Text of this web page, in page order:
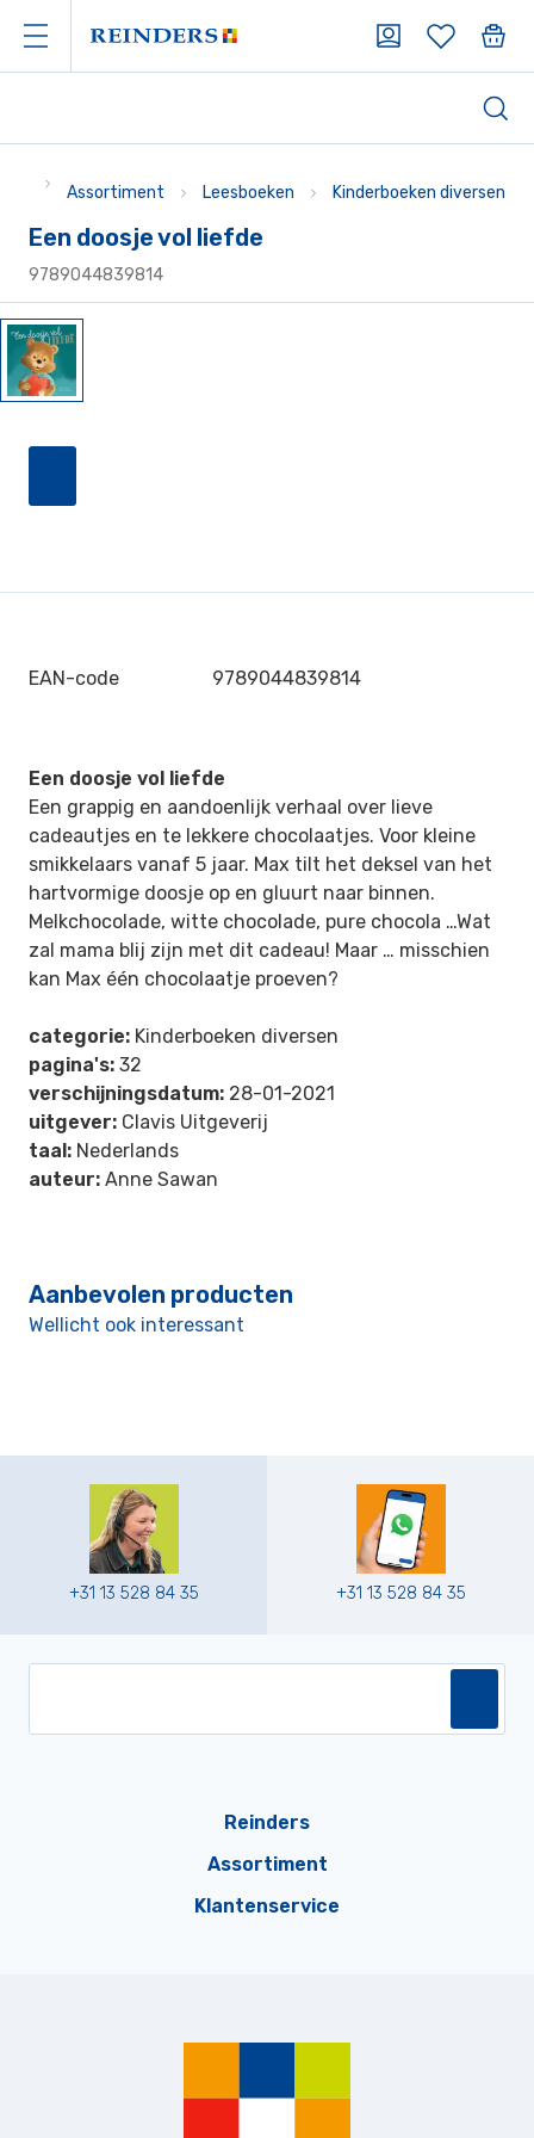
Assortiment Leesboeken Kinderboeken diversen
Een doosje vol liefde
9789044839814
EAN-code 9789044839814
Een doosje vol liefde
Een grappig en aandoenlijk verhaal over lieve
cadeautjes en te lekkere chocolaatjes. Voor kleine
smikkelaars vanaf 5 jaar. Max tilt het deksel van het
hartvormige doosje op en gluurt naar binnen.
Melkchocolade, witte chocolade, pure chocola …Wat
zal mama blij zijn met dit cadeau! Maar … misschien
kan Max één chocolaatje proeven?
categorie: Kinderboeken diversen
pagina's: 32
verschijningsdatum: 28-01-2021
uitgever: Clavis Uitgeverij
taal: Nederlands
auteur: Anne Sawan
Aanbevolen producten
Wellicht ook interessant
+31 13 528 84 35 +31 13 528 84 35
Reinders
Assortiment
Klantenservice